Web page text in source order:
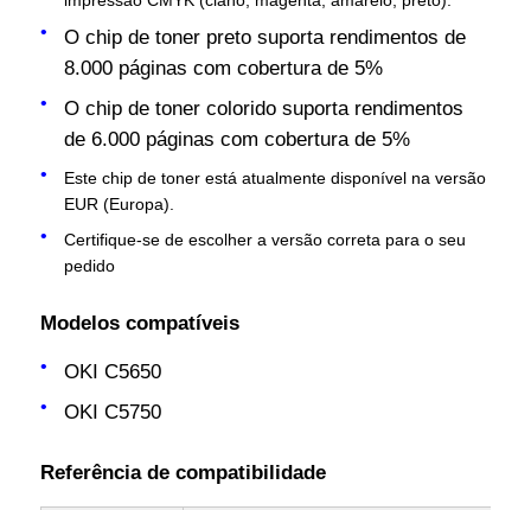
Quem Somos
O chip de toner preto suporta rendimentos de
8.000 páginas com cobertura de 5%
O chip de toner colorido suporta rendimentos
de 6.000 páginas com cobertura de 5%
Este chip de toner está atualmente disponível na versão
EUR (Europa).
Certifique-se de escolher a versão correta para o seu
pedido
Modelos compatíveis
OKI C5650
OKI C5750
Referência de compatibilidade